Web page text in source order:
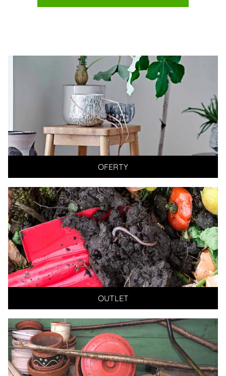
OFERTY
OUTLET